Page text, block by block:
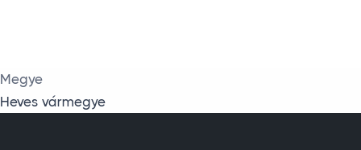
Megye
Heves vármegye